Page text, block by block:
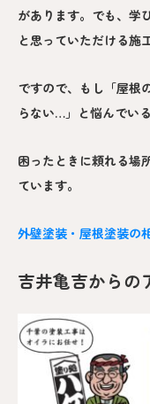
があります。でも、学
と思っていただける施
ですので、もし「屋根
らない…」と悩んでい
困ったときに頼れる場
ています。
外壁塗装・屋根塗装の
吉井亀吉からの